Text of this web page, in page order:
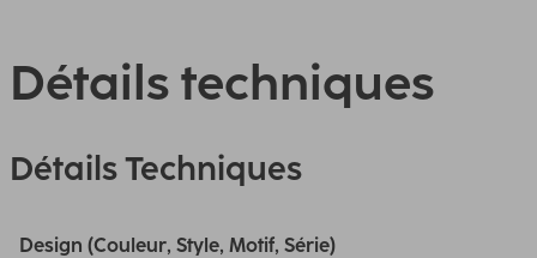
Détails techniques
Détails Techniques
Design (Couleur, Style, Motif, Série)